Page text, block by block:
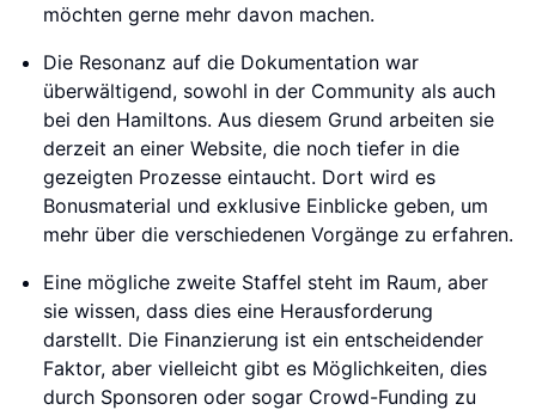
möchten gerne mehr davon machen.
Die Resonanz auf die Dokumentation war
überwältigend, sowohl in der Community als auch
bei den Hamiltons. Aus diesem Grund arbeiten sie
derzeit an einer Website, die noch tiefer in die
gezeigten Prozesse eintaucht. Dort wird es
Bonusmaterial und exklusive Einblicke geben, um
mehr über die verschiedenen Vorgänge zu erfahren.
Eine mögliche zweite Staffel steht im Raum, aber
sie wissen, dass dies eine Herausforderung
darstellt. Die Finanzierung ist ein entscheidender
Faktor, aber vielleicht gibt es Möglichkeiten, dies
durch Sponsoren oder sogar Crowd-Funding zu